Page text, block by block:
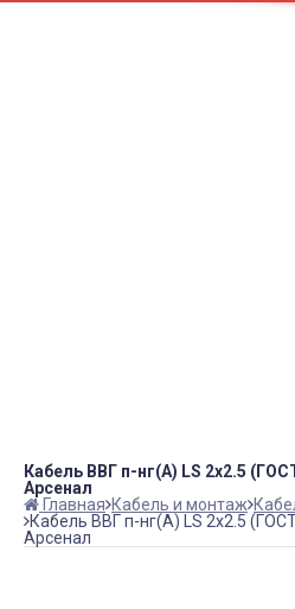
Кабель ВВГ п-нг(А) LS 2x2.5
Арсенал
Главная Кабель и монтаж
Кабель ВВГ п-нг(А) LS 2x2.5
Арсенал